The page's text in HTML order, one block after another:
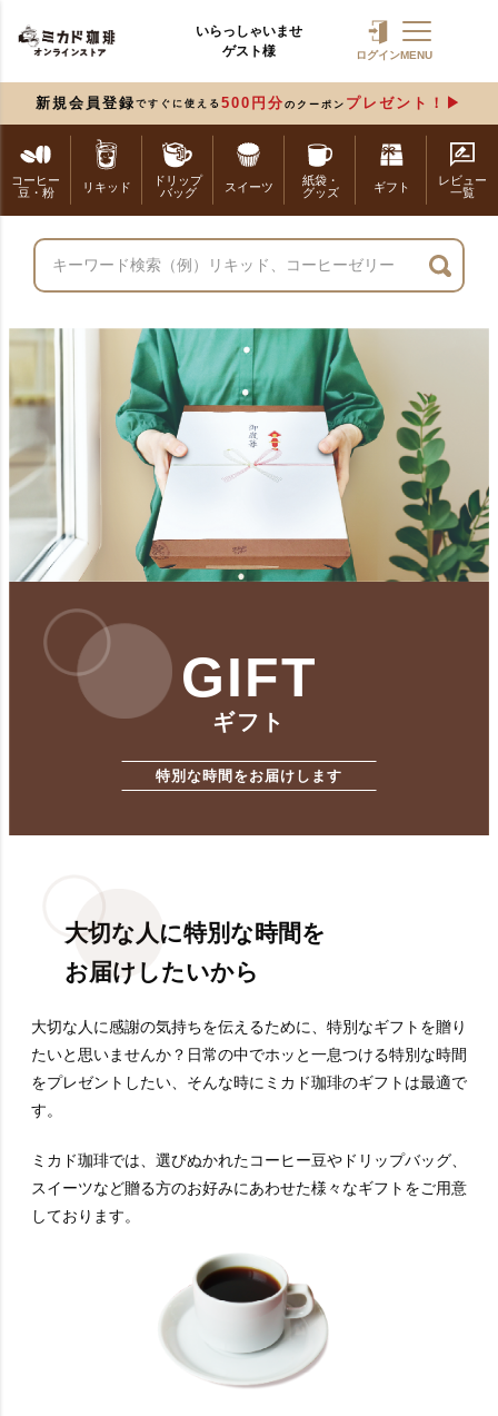
いらっしゃいませ
ゲスト様
ログインMENU
新規会員登録 ですぐに使える 500円分 のクーポン プレゼント！
コーヒー
豆・粉
リキッド
ドリップ
バッグ
スイーツ
紙袋・
グッズ
ギフト
レビュー
一覧
GIFT
ギフト
特別な時間をお届けします
大切な人に特別な時間を
お届けしたいから
大切な人に感謝の気持ちを伝えるために、特別なギフトを贈り
たいと思いませんか？日常の中でホッと一息つける特別な時間
をプレゼントしたい、そんな時にミカド珈琲のギフトは最適で
す。
ミカド珈琲では、選びぬかれたコーヒー豆やドリップバッグ、
スイーツなど贈る方のお好みにあわせた様々なギフトをご用意
しております。